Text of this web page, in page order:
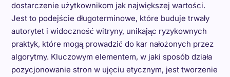
dostarczenie użytkownikom jak największej wartości.
Jest to podejście długoterminowe, które buduje trwały
autorytet i widoczność witryny, unikając ryzykownych
praktyk, które mogą prowadzić do kar nałożonych przez
algorytmy. Kluczowym elementem, w jaki sposób działa
pozycjonowanie stron w ujęciu etycznym, jest tworzenie